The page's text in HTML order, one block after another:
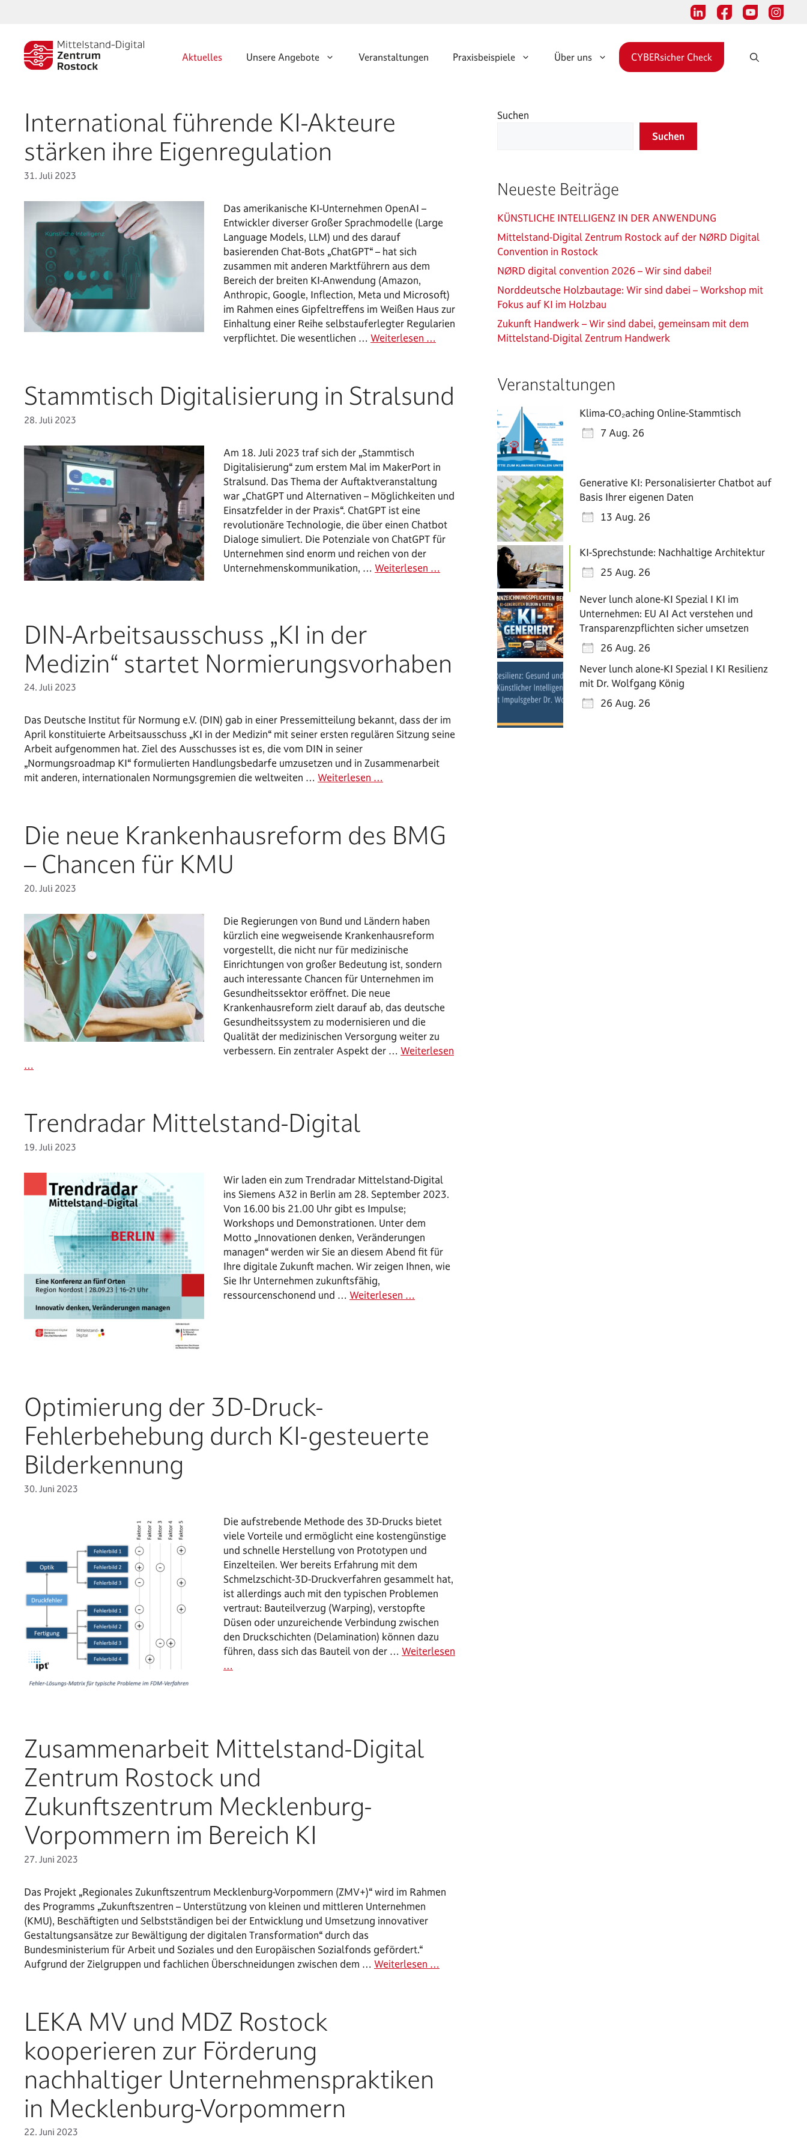
Aktuelles Unsere Angebote Veranstaltungen Praxisbeispiele Über uns CYBERsicher Check
International führende KI-Akteure
stärken ihre Eigenregulation
31. Juli 2023
Das amerikanische KI-Unternehmen OpenAI –
Entwickler diverser Großer Sprachmodelle (Large
Language Models, LLM) und des darauf
basierenden Chat-Bots „ChatGPT“ – hat sich
zusammen mit anderen Marktführern aus dem
Bereich der breiten KI-Anwendung (Amazon,
Anthropic, Google, Inflection, Meta und Microsoft)
im Rahmen eines Gipfeltreffens im Weißen Haus zur
Einhaltung einer Reihe selbstauferlegter Regularien
verpflichtet. Die wesentlichen … Weiterlesen …
Stammtisch Digitalisierung in Stralsund
28. Juli 2023
Am 18. Juli 2023 traf sich der „Stammtisch
Digitalisierung“ zum erstem Mal im MakerPort in
Stralsund. Das Thema der Auftaktveranstaltung
war „ChatGPT und Alternativen – Möglichkeiten und
Einsatzfelder in der Praxis“. ChatGPT ist eine
revolutionäre Technologie, die über einen Chatbot
Dialoge simuliert. Die Potenziale von ChatGPT für
Unternehmen sind enorm und reichen von der
Unternehmenskommunikation, … Weiterlesen …
DIN-Arbeitsausschuss „KI in der
Medizin“ startet Normierungsvorhaben
24. Juli 2023
Das Deutsche Institut für Normung e.V. (DIN) gab in einer Pressemitteilung bekannt, dass der im
April konstituierte Arbeitsausschuss „KI in der Medizin“ mit seiner ersten regulären Sitzung seine
Arbeit aufgenommen hat. Ziel des Ausschusses ist es, die vom DIN in seiner
„Normungsroadmap KI“ formulierten Handlungsbedarfe umzusetzen und in Zusammenarbeit
mit anderen, internationalen Normungsgremien die weltweiten … Weiterlesen …
Die neue Krankenhausreform des BMG
– Chancen für KMU
20. Juli 2023
Die Regierungen von Bund und Ländern haben
kürzlich eine wegweisende Krankenhausreform
vorgestellt, die nicht nur für medizinische
Einrichtungen von großer Bedeutung ist, sondern
auch interessante Chancen für Unternehmen im
Gesundheitssektor eröffnet. Die neue
Krankenhausreform zielt darauf ab, das deutsche
Gesundheitssystem zu modernisieren und die
Qualität der medizinischen Versorgung weiter zu
verbessern. Ein zentraler Aspekt der … Weiterlesen
…
Trendradar Mittelstand-Digital
19. Juli 2023
Wir laden ein zum Trendradar Mittelstand-Digital
ins Siemens A32 in Berlin am 28. September 2023.
Von 16.00 bis 21.00 Uhr gibt es Impulse;
Workshops und Demonstrationen. Unter dem
Motto „Innovationen denken, Veränderungen
managen“ werden wir Sie an diesem Abend fit für
Ihre digitale Zukunft machen. Wir zeigen Ihnen, wie
Sie Ihr Unternehmen zukunftsfähig,
ressourcenschonend und … Weiterlesen …
Optimierung der 3D-Druck-
Fehlerbehebung durch KI-gesteuerte
Bilderkennung
30. Juni 2023
Die aufstrebende Methode des 3D-Drucks bietet
viele Vorteile und ermöglicht eine kostengünstige
und schnelle Herstellung von Prototypen und
Einzelteilen. Wer bereits Erfahrung mit dem
Schmelzschicht-3D-Druckverfahren gesammelt hat,
ist allerdings auch mit den typischen Problemen
vertraut: Bauteilverzug (Warping), verstopfte
Düsen oder unzureichende Verbindung zwischen
den Druckschichten (Delamination) können dazu
führen, dass sich das Bauteil von der … Weiterlesen
…
Zusammenarbeit Mittelstand-Digital
Zentrum Rostock und
Zukunftszentrum Mecklenburg-
Vorpommern im Bereich KI
27. Juni 2023
Das Projekt „Regionales Zukunftszentrum Mecklenburg-Vorpommern (ZMV+)“ wird im Rahmen
des Programms „Zukunftszentren – Unterstützung von kleinen und mittleren Unternehmen
(KMU), Beschäftigten und Selbstständigen bei der Entwicklung und Umsetzung innovativer
Gestaltungsansätze zur Bewältigung der digitalen Transformation“ durch das
Bundesministerium für Arbeit und Soziales und den Europäischen Sozialfonds gefördert.“
Aufgrund der Zielgruppen und fachlichen Überschneidungen zwischen dem … Weiterlesen …
LEKA MV und MDZ Rostock
kooperieren zur Förderung
nachhaltiger Unternehmenspraktiken
in Mecklenburg-Vorpommern
22. Juni 2023
Suchen
Suchen
Neueste Beiträge
KÜNSTLICHE INTELLIGENZ IN DER ANWENDUNG
Mittelstand-Digital Zentrum Rostock auf der NØRD Digital
Convention in Rostock
NØRD digital convention 2026 – Wir sind dabei!
Norddeutsche Holzbautage: Wir sind dabei – Workshop mit
Fokus auf KI im Holzbau
Zukunft Handwerk – Wir sind dabei, gemeinsam mit dem
Mittelstand-Digital Zentrum Handwerk
Veranstaltungen
Klima-CO₂aching Online-Stammtisch
7 Aug. 26
Generative KI: Personalisierter Chatbot auf
Basis Ihrer eigenen Daten
13 Aug. 26
KI-Sprechstunde: Nachhaltige Architektur
25 Aug. 26
Never lunch alone-KI Spezial I KI im
Unternehmen: EU AI Act verstehen und
Transparenzpflichten sicher umsetzen
26 Aug. 26
Never lunch alone-KI Spezial I KI Resilienz
mit Dr. Wolfgang König
26 Aug. 26